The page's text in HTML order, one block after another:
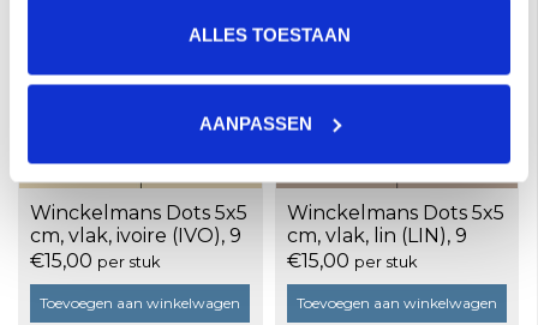
ALLES TOESTAAN
AANPASSEN
Winckelmans Dots 5x5
cm, vlak, ivoire (IVO), 9
mm dik, doos a 25
stuks
€15,00 per stuk
Toevoegen aan winkelwagen
Winckelmans Dots 5x5
cm, vlak, lin (LIN), 9
mm dik, doos a 25
stuks
€15,00 per stuk
Toevoegen aan winkelwagen